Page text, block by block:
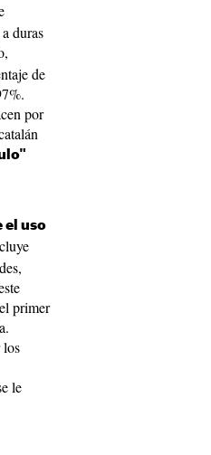
duras
de
por
el uso
primer
los
le